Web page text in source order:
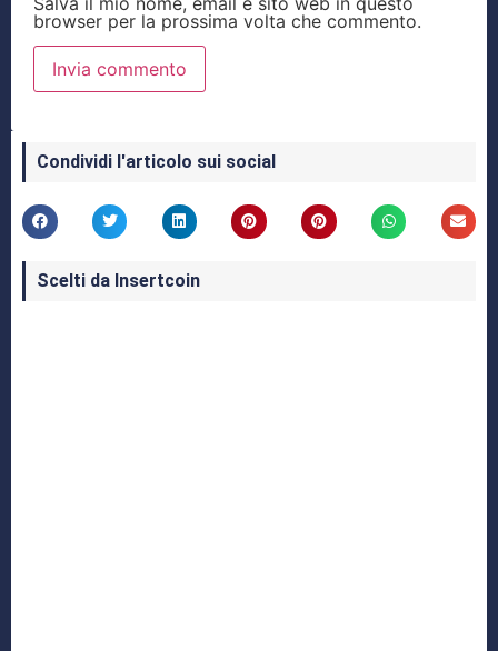
browser per la prossima volta che commento.
Condividi l'articolo sui social
Scelti da Insertcoin